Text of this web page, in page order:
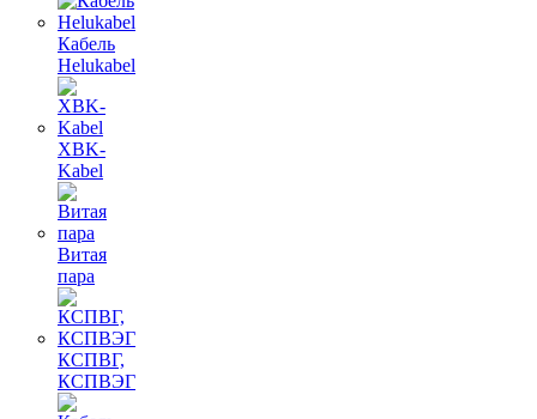
Кабель
Helukabel
XBK-
Kabel
Витая
пара
КСПВГ,
КСПВЭГ